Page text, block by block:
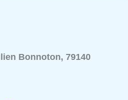
Bonnoton, 79140